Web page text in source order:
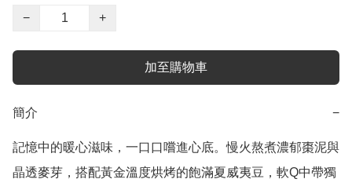
−
+
加至購物車
簡介 −
記憶中的暖心滋味，一口口嚐進心底。慢火熬煮濃郁棗泥與
晶透麥芽，搭配黃金溫度烘烤的飽滿夏威夷豆，軟Q中帶獨